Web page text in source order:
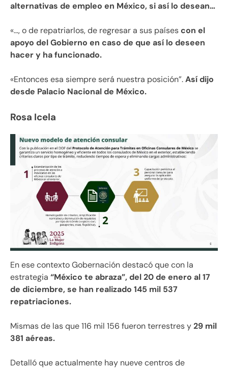
alternativas de empleo en México, si así lo desean…
«…, o de repatriarlos, de regresar a sus paísescon el
apoyo del Gobierno en caso de que así lo deseen
hacer y ha funcionado.
«Entonces esa siempre será nuestra posición”.Así dijo
desde Palacio Nacional de México.
Rosa Icela
En ese contexto Gobernación destacó que con la
estrategia “México te abraza”, del 20 de enero al 17
de diciembre, se han realizado 145 mil 537
repatriaciones.
Mismas de las que 116 mil 156 fueron terrestres y29 mil
381 aéreas.
Detalló que actualmente hay nueve centros de